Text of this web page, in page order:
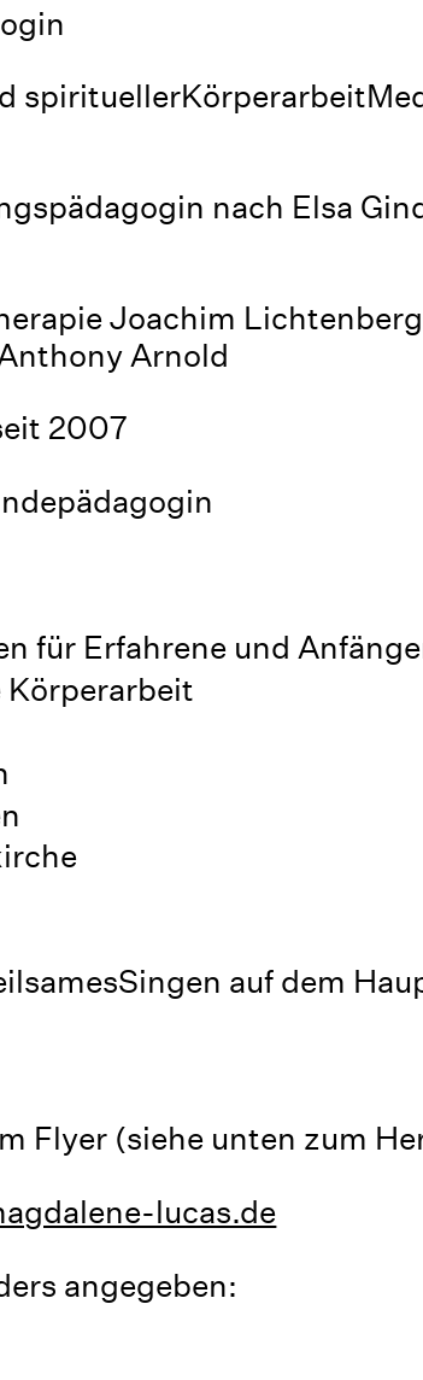
nach Elsa
Joachim
Arnold
2007
für Erfahrene und
auf dem
Flyer (siehe unten zum
lucas.de
angegeben: